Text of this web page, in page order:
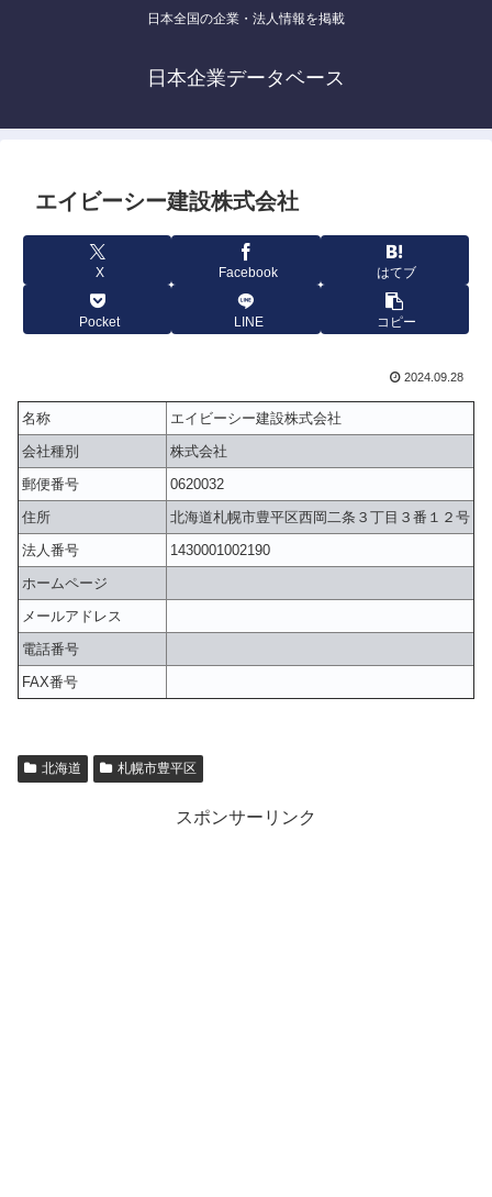
日本全国の企業・法人情報を掲載
日本企業データベース
エイビーシー建設株式会社
X Facebook はてブ
Pocket LINE コピー
2024.09.28
名称
エイビーシー建設株式会社
会社種別
株式会社
郵便番号
0620032
住所
北海道札幌市豊平区西岡二条３丁目３番１２号
法人番号
1430001002190
ホームページ
メールアドレス
電話番号
FAX番号
北海道 札幌市豊平区
スポンサーリンク